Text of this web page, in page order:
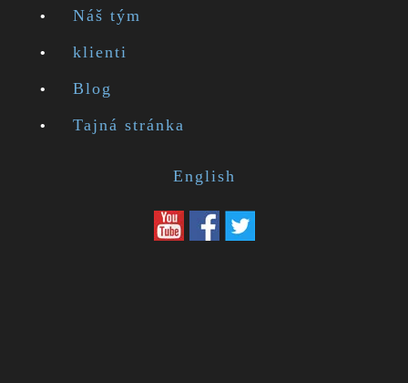
Náš tým
klienti
Blog
Tajná stránka
English